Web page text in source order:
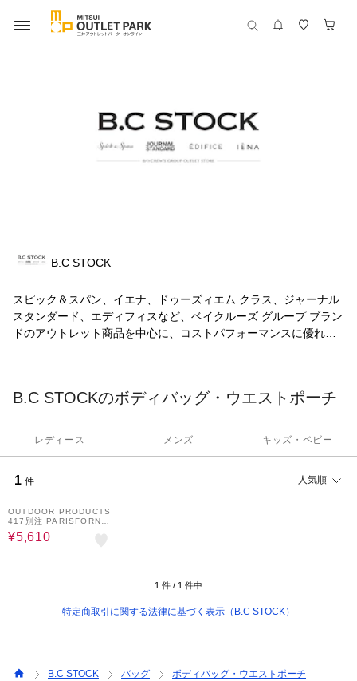
B.C STOCK
スピック＆スパン、イエナ、ドゥーズィエム クラス、ジャーナル
スタンダード、エディフィスなど、ベイクルーズ グループ ブラン
ドのアウトレット商品を中心に、コストパフォーマンスに優れ時
ジネスからカジュアルシーンまで幅広くコーディネートしていた
B.C STOCKのボディバッグ・ウエストポーチ
レディース メンズ キッズ・ベビー
1 件 人気順
OUTDOOR PRODUCTS
417別注 PARISFORNI
A WAIST POUCH
¥5,610
1 件 / 1 件中
特定商取引に関する法律に基づく表示（B.C STOCK）
B.C STOCK バッグ
ボディバッグ・ウエストポーチ